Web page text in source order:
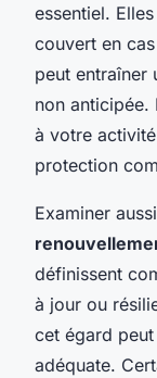
essentiel.
couvert en
peut entraîner
non anticipée.
à votre
protection
Examiner
définissent
à jour ou
cet égard
adéquate.